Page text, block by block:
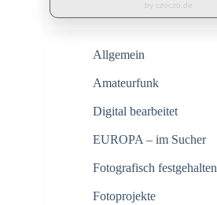
by czoczo.de
Allgemein
Amateurfunk
Digital bearbeitet
EUROPA – im Sucher
Fotografisch festgehalten
Fotoprojekte